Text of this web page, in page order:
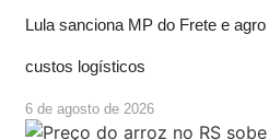
Lula sanciona MP do Frete e
custos logísticos
6 de agosto de 2026